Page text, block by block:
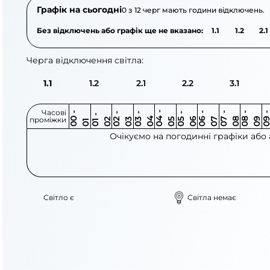
Графік на сьогодні0 з 12 черг мають години відключень.
Без відключень або графік ще не вказано: 1.1 1.2 2.1
Черга відключення світла:
1.1 1.2 2.1 2.2 3.1
Часові
проміжки 0
0
-
0 1 0
1
-
0 2 0 2
-
0 3 0 3
-
0 4 0 4
-
0 5 0 5
-
0 6 0 6
-
0 7 0 7
-
0 8 0 8
-
0 9 0
9
-
1
Очікуємо на погодинні графіки
Світло є Світла немає